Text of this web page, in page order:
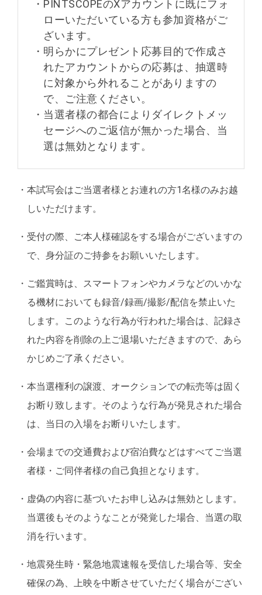
・ PINTSCOPEのXアカウントに既にフォ
ローいただいている方も参加資格がご
ざいます。
・ 明らかにプレゼント応募目的で作成さ
れたアカウントからの応募は、抽選時
に対象から外れることがありますの
で、ご注意ください。
・ 当選者様の都合によりダイレクトメッ
セージへのご返信が無かった場合、当
選は無効となります。
・ 本試写会はご当選者様とお連れの方1名様のみお越
しいただけます。
・ 受付の際、ご本人様確認をする場合がございますの
で、身分証のご持参をお願いいたします。
・ ご鑑賞時は、スマートフォンやカメラなどのいかな
る機材においても録音/録画/撮影/配信を禁止いた
します。このような行為が行われた場合は、記録さ
れた内容を削除の上ご退場いただきますので、あら
かじめご了承ください。
・ 本当選権利の譲渡、オークションでの転売等は固く
お断り致します。そのような行為が発見された場合
は、当日の入場をお断りいたします。
・ 会場までの交通費および宿泊費などはすべてご当選
者様・ご同伴者様の自己負担となります。
・ 虚偽の内容に基づいたお申し込みは無効とします。
当選後もそのようなことが発覚した場合、当選の取
消を行います。
・ 地震発生時・緊急地震速報を受信した場合等、安全
確保の為、上映を中断させていただく場合がござい